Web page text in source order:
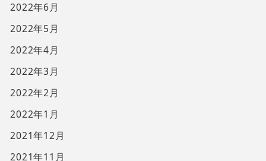
2022年6月
2022年5月
2022年4月
2022年3月
2022年2月
2022年1月
2021年12月
2021年11月